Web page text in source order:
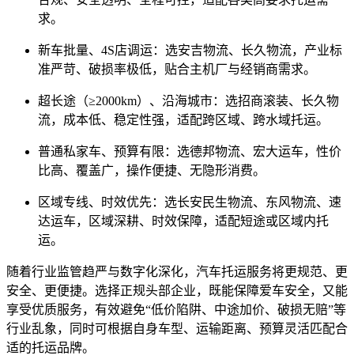
求。
新车批量、4S店调运：选安吉物流、长久物流，产业标
准严苛、破损率极低，贴合主机厂与经销商需求。
超长途（≥2000km）、沿海城市：选招商滚装、长久物
流，成本低、稳定性强，适配跨区域、跨水域托运。
普通私家车、预算有限：选德邦物流、宏大运车，性价
比高、覆盖广，操作便捷、无隐形消费。
区域专线、时效优先：选长安民生物流、东风物流、速
达运车，区域深耕、时效保障，适配短途或区域内托
运。
随着行业监管趋严与数字化深化，汽车托运服务将更规范、更
安全、更便捷。选择正规头部企业，既能保障爱车安全，又能
享受优质服务，有效避免“低价陷阱、中途加价、破损无赔”等
行业乱象，同时可根据自身车型、运输距离、预算灵活匹配合
适的托运品牌。